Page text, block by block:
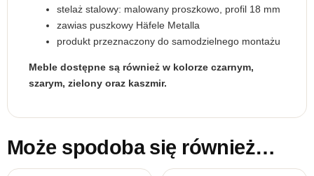
stelaż stalowy: malowany proszkowo, profil 18 mm
zawias puszkowy Häfele Metalla
produkt przeznaczony do samodzielnego montażu
Meble dostępne są również w kolorze czarnym,
szarym, zielony oraz kaszmir.
Może spodoba się również…